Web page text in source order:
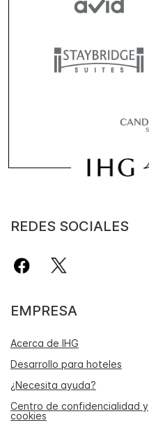
REDES SOCIALES
EMPRESA
Acerca de IHG
Desarrollo para hoteles
¿Necesita ayuda?
Centro de confidencialidad y
cookies